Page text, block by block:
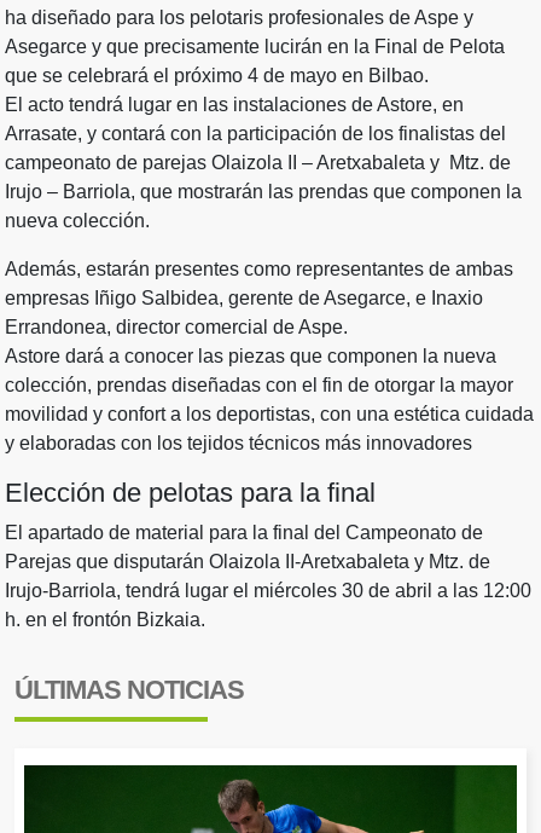
ha diseñado para los pelotaris profesionales de Aspe y
Asegarce y que precisamente lucirán en la Final de Pelota
que se celebrará el próximo 4 de mayo en Bilbao.
El acto tendrá lugar en las instalaciones de Astore, en
Arrasate, y contará con la participación de los finalistas del
campeonato de parejas Olaizola II – Aretxabaleta y Mtz. de
Irujo – Barriola, que mostrarán las prendas que componen la
nueva colección.
Además, estarán presentes como representantes de ambas
empresas Iñigo Salbidea, gerente de Asegarce, e Inaxio
Errandonea, director comercial de Aspe.
Astore dará a conocer las piezas que componen la nueva
colección, prendas diseñadas con el fin de otorgar la mayor
movilidad y confort a los deportistas, con una estética cuidada
y elaboradas con los tejidos técnicos más innovadores
Elección de pelotas para la final
El apartado de material para la final del Campeonato de
Parejas que disputarán Olaizola II-Aretxabaleta y Mtz. de
Irujo-Barriola, tendrá lugar el miércoles 30 de abril a las 12:00
h. en el frontón Bizkaia.
ÚLTIMAS NOTICIAS